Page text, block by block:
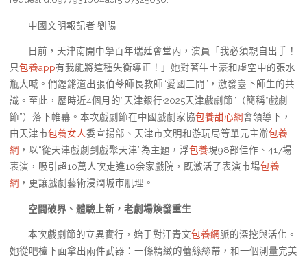
中國文明報記者 劉陽
日前，天津南開中學百年瑞廷會堂內，演員「我必須親自出手！
只包養app有我能將這種失衡導正！」她對著牛土豪和虛空中的張水
瓶大喊。們鏗鏘道出張伯苓師長教師“愛國三問”，激發臺下師生的共
識。至此，歷時近4個月的“天津銀行·2025天津戲劇節”（簡稱“戲劇
節”）落下帷幕。本次戲劇節在中國戲劇家協包養甜心網會領導下，
由天津市包養女人委宣揚部、天津市文明和游玩局等單元主辦包養
網 ，以“從天津戲劇到戲聚天津”為主題，浮包養現98部佳作、417場
表演，吸引超10萬人次走進10余家戲院，既激活了表演市場包養
網 ，更讓戲劇藝術浸潤城市肌理。
空間破界、體驗上新，老劇場煥發重生
本次戲劇節的立異實行，始于對汗青文包養網脈的深挖與活化。
她從吧檯下面拿出兩件武器：一條精緻的蕾絲絲帶，和一個測量完美